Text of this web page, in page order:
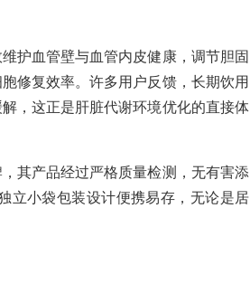
护血管壁与血管内皮健康，调节胆固
修复效率。许多用户反馈，长期饮用
，这正是肝脏代谢环境优化的直接体
其产品经过严格质量检测，无有害添
立小袋包装设计便携易存，无论是居